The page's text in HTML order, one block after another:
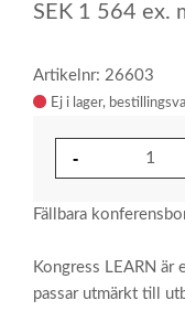
SEK 1 564 ex.
Artikelnr: 26603
Ej i lager
Fällbara
Kongress LEARN är
passar utmärkt till